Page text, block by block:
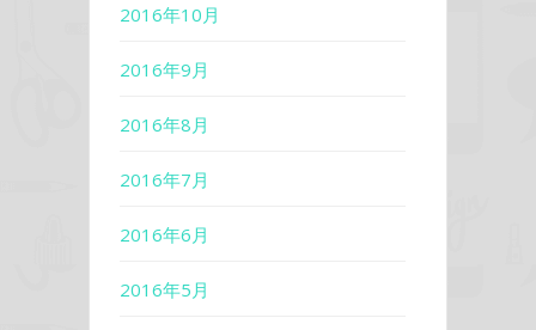
2016年10月
2016年9月
2016年8月
2016年7月
2016年6月
2016年5月